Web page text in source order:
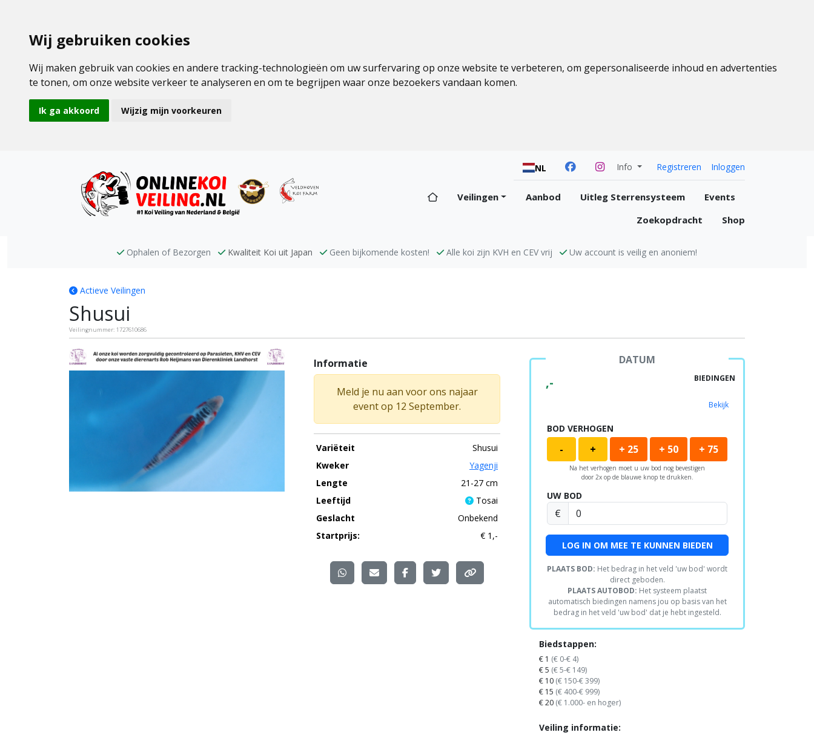
Wij gebruiken cookies
Wij maken gebruik van cookies en andere tracking-technologieën om uw surfervaring op onze website te verbeteren, om gepersonaliseerde inhoud en advertenties
te tonen, om onze website verkeer te analyseren en om te begrijpen waar onze bezoekers vandaan komen.
Ik ga akkoord Wijzig mijn voorkeuren
NL Info Registreren Inloggen
Veilingen Aanbod Uitleg Sterrensysteem
Events
Zoekopdracht
Shop
Ophalen of Bezorgen Kwaliteit Koi uit Japan Geen bijkomende kosten! Alle koi zijn KVH en CEV vrij Uw account is veilig en anoniem!
Actieve Veilingen
Shusui
Veilingnummer: 1727610686
Informatie
Meld je nu aan voor ons najaar
event op 12 September.
Variëteit
Shusui
Kweker
Yagenji
Lengte
21-27 cm
Leeftijd
Tosai
Geslacht
Onbekend
Startprijs:
€ 1,-
DATUM
,- BIEDINGEN
Bekijk
BOD VERHOGEN
- + + 25 + 50 + 75
Na het verhogen moet u uw bod nog bevestigen
door 2x op de blauwe knop te drukken.
UW BOD
€
LOG IN OM MEE TE KUNNEN BIEDEN
PLAATS BOD: Het bedrag in het veld 'uw bod' wordt
direct geboden.
PLAATS AUTOBOD: Het systeem plaatst
automatisch biedingen namens jou op basis van het
bedrag in het veld 'uw bod' dat je hebt ingesteld.
Biedstappen:
€ 1 (€ 0-€ 4)
€ 5 (€ 5-€ 149)
€ 10 (€ 150-€ 399)
€ 15 (€ 400-€ 999)
€ 20 (€ 1.000- en hoger)
Veiling informatie: